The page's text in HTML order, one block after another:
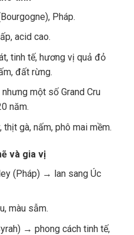
Pháp.
acid cao.
tinh tế, hương vị quả đỏ
đất rừng.
nhưng một số Grand Cru
năm.
thịt gà, nấm, phô mai mềm.
và gia vị
(Pháp) → lan sang Úc
màu sẫm.
→ phong cách tinh tế,